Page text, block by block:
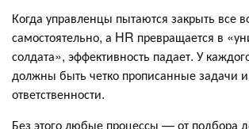
Когда управленцы пытаются закрыть все
самостоятельно, а HR превращается в
солдата», эффективность падает. У
должны быть четко прописанные задачи
ответственности.
Без этого любые процессы — от подбора